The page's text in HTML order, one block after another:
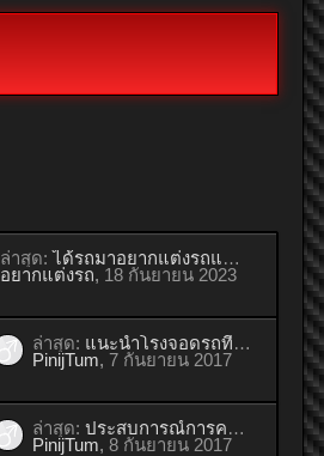
ล่าสุด: ได้รถมาอยากแต่งรถแต่งอะไรก่อนดี?
อยากแต่งรถ, 18 กันยายน 2023
ล่าสุด: แนะนำโรงจอดรถที่สะดวกที่สุดค่ะ
PinijTum, 7 กันยายน 2017
ล่าสุด: ประสบการณ์การคลุมรถด้วยเต็นท์ผ้าใบ
PinijTum, 8 กันยายน 2017